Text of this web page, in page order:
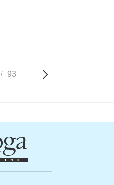
/ 93